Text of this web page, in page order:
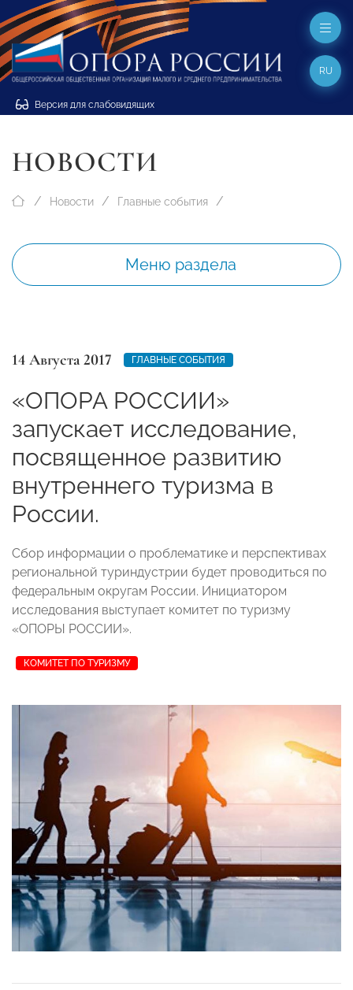
Версия для слабовидящих
RU
НОВОСТИ
Новости Главные события
Меню раздела
14 Августа 2017 ГЛАВНЫЕ СОБЫТИЯ
«ОПОРА РОССИИ»
запускает исследование,
посвященное развитию
внутреннего туризма в
России.
Сбор информации о проблематике и перспективах
региональной туриндустрии будет проводиться по
федеральным округам России. Инициатором
исследования выступает комитет по туризму
«ОПОРЫ РОССИИ».
КОМИТЕТ ПО ТУРИЗМУ